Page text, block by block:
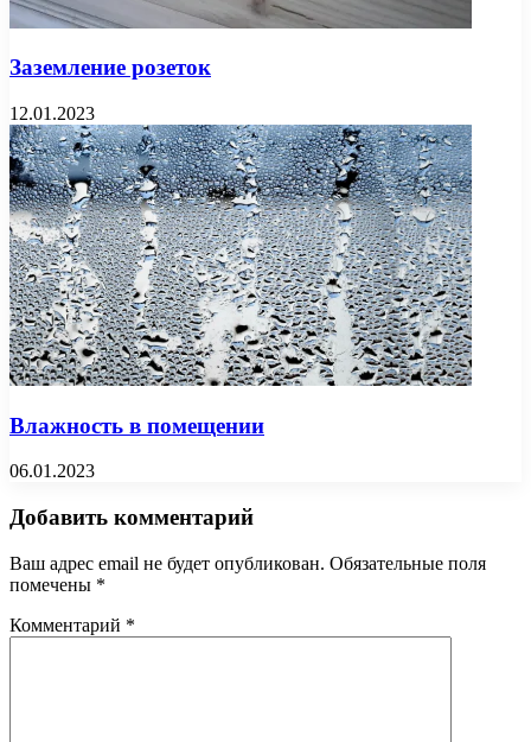
Заземление розеток
12.01.2023
Влажность в помещении
06.01.2023
Добавить комментарий
Ваш адрес email не будет опубликован. Обязательные поля
помечены *
Комментарий *